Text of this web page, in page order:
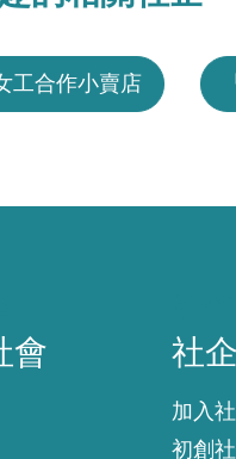
工合作小賣店
會 社
加入
初創